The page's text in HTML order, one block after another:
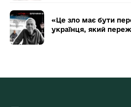
«Це зло має бути
українця, який